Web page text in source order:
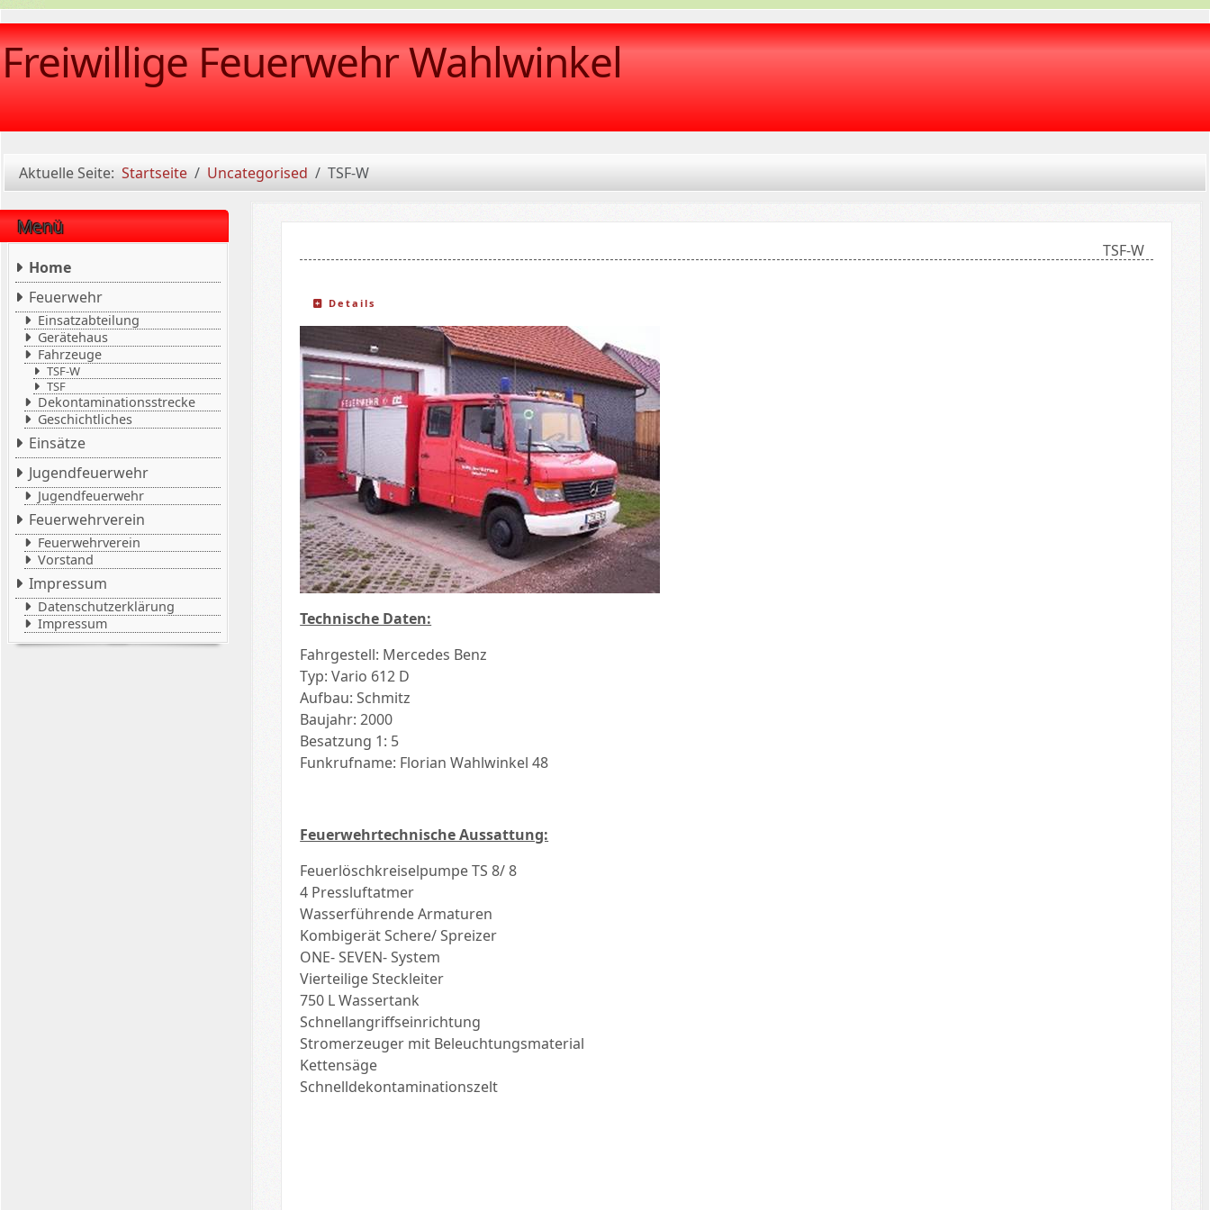
Freiwillige Feuerwehr Wahlwinkel
Aktuelle Seite: Startseite Uncategorised TSF-W
Menü
Home
Feuerwehr
Einsatzabteilung
Gerätehaus
Fahrzeuge
TSF-W
TSF
Dekontaminationsstrecke
Geschichtliches
Einsätze
Jugendfeuerwehr
Jugendfeuerwehr
Feuerwehrverein
Feuerwehrverein
Vorstand
Impressum
Datenschutzerklärung
Impressum
TSF-W
Details
Technische Daten:
Fahrgestell: Mercedes Benz
Typ: Vario 612 D
Aufbau: Schmitz
Baujahr: 2000
Besatzung 1: 5
Funkrufname: Florian Wahlwinkel 48
Feuerwehrtechnische Aussattung:
Feuerlöschkreiselpumpe TS 8/ 8
4 Pressluftatmer
Wasserführende Armaturen
Kombigerät Schere/ Spreizer
ONE- SEVEN- System
Vierteilige Steckleiter
750 L Wassertank
Schnellangriffseinrichtung
Stromerzeuger mit Beleuchtungsmaterial
Kettensäge
Schnelldekontaminationszelt